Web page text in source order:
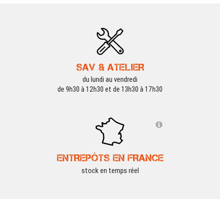
SAV & ATELIER
du lundi au vendredi
de 9h30 à 12h30 et de 13h30 à 17h30
ENTREPÔTS EN FRANCE
stock en temps réel